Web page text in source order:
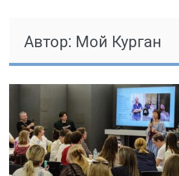
Автор: Мой Курган